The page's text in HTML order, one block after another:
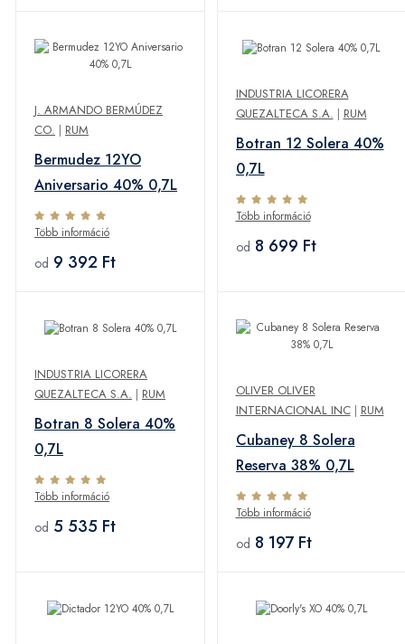
J. ARMANDO BERMÚDEZ
CO. | RUM
Bermudez 12YO
Aniversario 40% 0,7L
Több információ
od 9 392 Ft
INDUSTRIA LICORERA
QUEZALTECA S.A. | RUM
Botran 12 Solera 40%
0,7L
Több információ
od 8 699 Ft
INDUSTRIA LICORERA
QUEZALTECA S.A. | RUM
Botran 8 Solera 40%
0,7L
Több információ
od 5 535 Ft
OLIVER OLIVER
INTERNACIONAL INC| RUM
Cubaney 8 Solera
Reserva 38% 0,7L
Több információ
od 8 197 Ft